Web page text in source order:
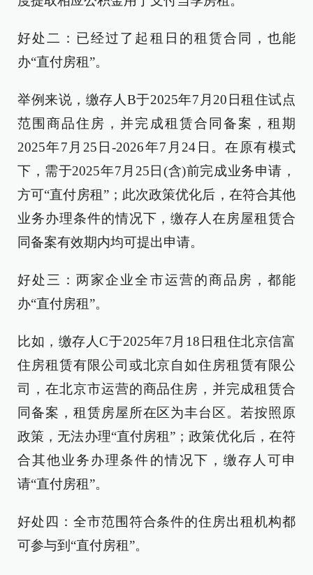
好处二：已经过了起租日的租赁合同，也能
办“直付房租”。
举例来说，缴存人B于2025年7月20日租住试点
范围商品住房，并完成租赁合同备案，租期
2025年7月25日-2026年7月24日。在原有模式
下，需于2025年7月25日(含)前完成业务申请，
方可“直付房租”；此次政策优化后，在符合其他
业务办理条件的情况下，缴存人在房屋租赁合
同备案有效期内均可提出申请。
好处三：两家企业全市运营的商品房，都能
办“直付房租”。
比如，缴存人C于2025年7月18日租住北京信富
住房租赁有限公司或北京自如住房租赁有限公
司，在北京市运营的商品住房，并完成租赁合
同备案，租赁房屋所在区为丰台区。若按照原
政策，无法办理“直付房租”；政策优化后，在符
合其他业务办理条件的情况下，缴存人可申
请“直付房租”。
好处四：全市范围符合条件的住房出租机构都
可参与到“直付房租”。